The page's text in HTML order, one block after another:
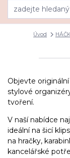
Úvod
Objevte
stylové
tvoření.
V naší nabídce
ideální na šicí
na hračky,
kancelářské